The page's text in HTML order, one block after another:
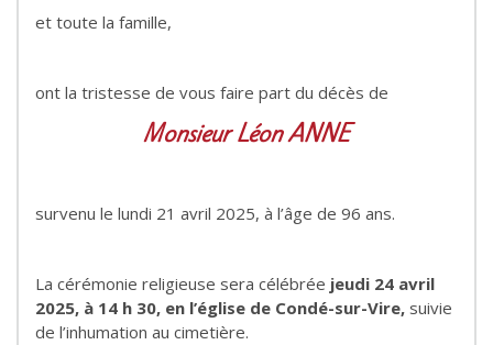
et toute la famille,
ont la tristesse de vous faire part du décès de
Monsieur Léon ANNE
survenu le lundi 21 avril 2025, à l’âge de 96 ans.
La cérémonie religieuse sera célébrée jeudi 24 avril
2025, à 14 h 30, en l’église de Condé-sur-Vire, suivie
de l’inhumation au cimetière.